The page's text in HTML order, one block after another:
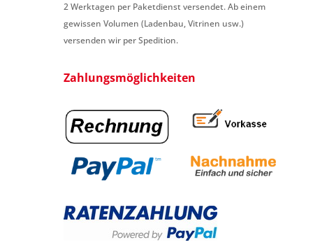
2 Werktagen per Paketdienst versendet. Ab einem
gewissen Volumen (Ladenbau, Vitrinen usw.)
versenden wir per Spedition.
Zahlungsmöglichkeiten